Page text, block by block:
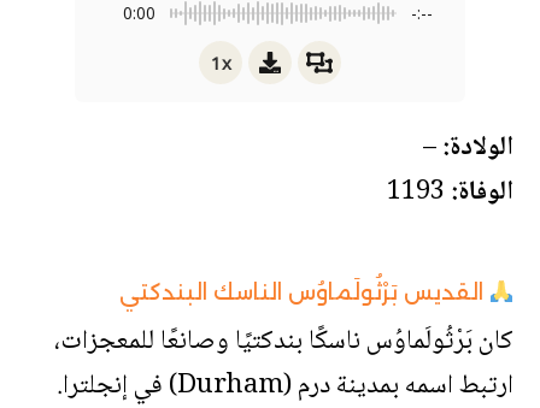
0:00 -:--
1x
الولادة:–
الوفاة:
القديس بَرْثُولَماوُس الناسك البندكتي
كان بَرْثُولَماوُس ناسكًا بندكتيًا وصانعًا للمعجزات،
ارتبط اسمه بمدينة درم (Durham) في إنجلترا.